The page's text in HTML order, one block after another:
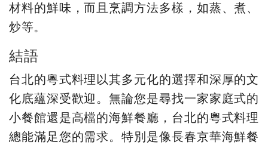
材料的鮮味，而且烹調方法多樣，如蒸、煮、
炒等。
結語
台北的粵式料理以其多元化的選擇和深厚的文
化底蘊深受歡迎。無論您是尋找一家家庭式的
小餐館還是高檔的海鮮餐廳，台北的粵式料理
總能滿足您的需求。特別是像長春京華海鮮餐